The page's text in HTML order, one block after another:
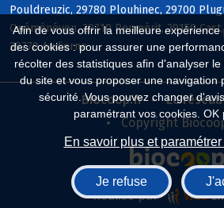
Afin de vous offrir la meilleure expérience
des cookies : pour assurer une
récolter des statistiques afin d'analyser
du site et vous proposer une navigation
sécurité. Vous pouvez changer
paramétrant vos cookies. OK
En savoir plus et
Je refuse
Pouldreuzic, 29780 Plouhinec, 29700
Quéménéven, 29710 Peumérit, 29150
29770 Audierne
Biocoop.fr
Le
Copyright
Réalisé par